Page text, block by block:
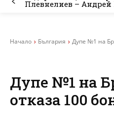
Плевнелиев – Андрей
Начало България Дупе №1 на
Дупе №1 на
отказа 100